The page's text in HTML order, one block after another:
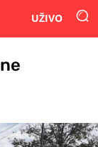
UŽIVO